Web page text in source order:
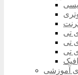
تی
تی
تی
آموزشی